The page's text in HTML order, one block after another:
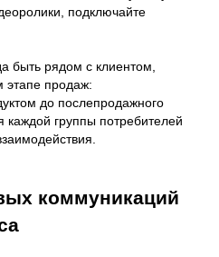
подключайте
быть рядом с клиентом,
этапе продаж:
до послепродажного
группы потребителей
коммуникаций